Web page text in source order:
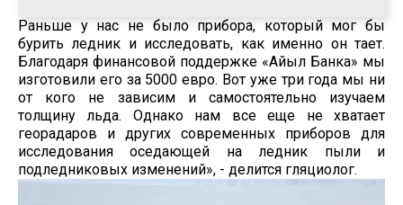
Раньше у нас не было прибора, который мог бы
бурить ледник и исследовать, как именно он тает.
Благодаря финансовой поддержке «Айыл Банка» мы
изготовили его за 5000 евро. Вот уже три года мы ни
от кого не зависим и самостоятельно изучаем
толщину льда. Однако нам все еще не хватает
георадаров и других современных приборов для
исследования оседающей на ледник пыли и
подледниковых изменений», - делится гляциолог.